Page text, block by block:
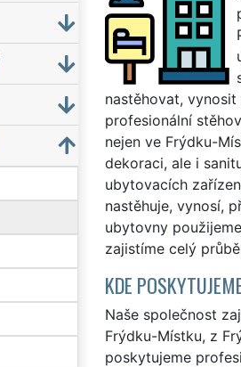
nastěhovat,
profesionální
nejen ve Frýdku-
dekoraci, ale i
ubytovacích
nastěhuje, vynosí,
ubytovny
zajistíme celý
KDE
Naše společnost
Frýdku-Místku, z
poskytujeme